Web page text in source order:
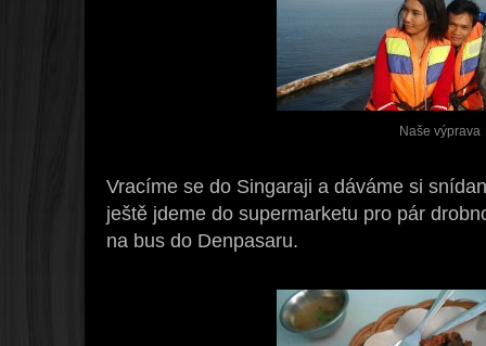
Naše výprava
Vracíme se do Singaraji a dáváme si
ještě jdeme do supermarketu pro pár
na bus do Denpasaru.